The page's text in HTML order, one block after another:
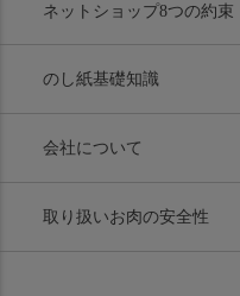
ネットショップ8つの約束
のし紙基礎知識
会社について
取り扱いお肉の安全性